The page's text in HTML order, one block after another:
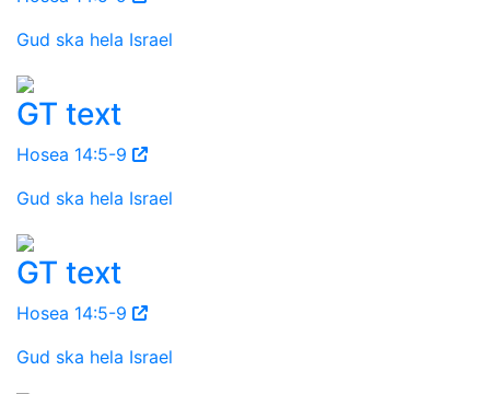
Gud ska hela Israel
GT text
Hosea 14:5-9
Gud ska hela Israel
GT text
Hosea 14:5-9
Gud ska hela Israel